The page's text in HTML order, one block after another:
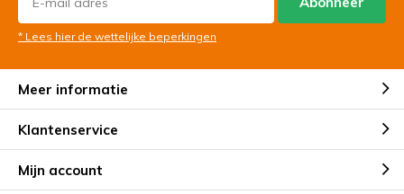
* Lees hier de wettelijke beperkingen
Meer informatie
Klantenservice
Mijn account